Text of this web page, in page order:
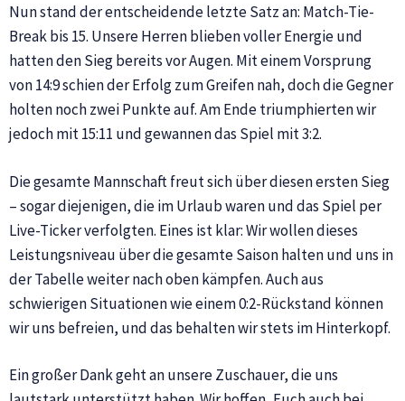
Nun stand der entscheidende letzte Satz an: Match-Tie-
Break bis 15. Unsere Herren blieben voller Energie und
hatten den Sieg bereits vor Augen. Mit einem Vorsprung
von 14:9 schien der Erfolg zum Greifen nah, doch die Gegner
holten noch zwei Punkte auf. Am Ende triumphierten wir
jedoch mit 15:11 und gewannen das Spiel mit 3:2.
Die gesamte Mannschaft freut sich über diesen ersten Sieg
– sogar diejenigen, die im Urlaub waren und das Spiel per
Live-Ticker verfolgten. Eines ist klar: Wir wollen dieses
Leistungsniveau über die gesamte Saison halten und uns in
der Tabelle weiter nach oben kämpfen. Auch aus
schwierigen Situationen wie einem 0:2-Rückstand können
wir uns befreien, und das behalten wir stets im Hinterkopf.
Ein großer Dank geht an unsere Zuschauer, die uns